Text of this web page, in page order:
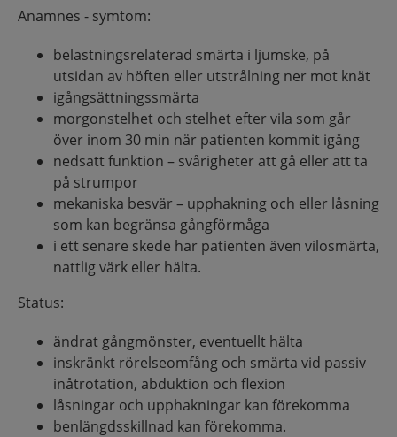
Anamnes - symtom:
belastningsrelaterad smärta i ljumske, på
utsidan av höften eller utstrålning ner mot knät
igångsättningssmärta
morgonstelhet och stelhet efter vila som går
över inom 30 min när patienten kommit igång
nedsatt funktion – svårigheter att gå eller att ta
på strumpor
mekaniska besvär – upphakning och eller låsning
som kan begränsa gångförmåga
i ett senare skede har patienten även vilosmärta,
nattlig värk eller hälta.
Status:
ändrat gångmönster, eventuellt hälta
inskränkt rörelseomfång och smärta vid passiv
inåtrotation, abduktion och flexion
låsningar och upphakningar kan förekomma
benlängdsskillnad kan förekomma.